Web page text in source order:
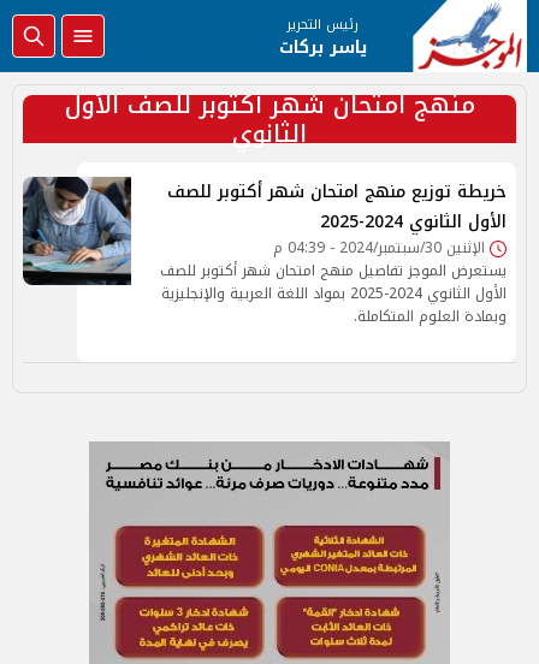
رئيس التحرير
ياسر بركات
منهج امتحان شهر أكتوبر للصف الأول
الثانوي
خريطة توزيع منهج امتحان شهر أكتوبر للصف
الأول الثانوي 2024-2025
الإثنين 30/سبتمبر/2024 - 04:39 م
يستعرض الموجز تفاصيل منهج امتحان شهر أكتوبر للصف
الأول الثانوي 2024-2025 بمواد اللغة العربية والإنجليزية
وبمادة العلوم المتكاملة.